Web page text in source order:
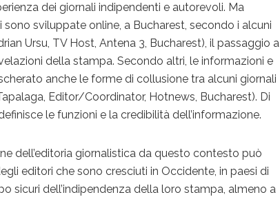
dei giornali indipendenti e autorevoli. Ma
sviluppate online, a Bucharest, secondo i alcuni
Ursu, TV Host, Antena 3, Bucharest), il passaggio a
della stampa. Secondo altri, le informazioni e
anche le forme di collusione tra alcuni giornali
Editor/Coordinator, Hotnews, Bucharest). Di
le funzioni e la credibilità dell’informazione.
dell’editoria giornalistica da questo contesto può
editori che sono cresciuti in Occidente, in paesi di
sicuri dell’indipendenza della loro stampa, almeno a